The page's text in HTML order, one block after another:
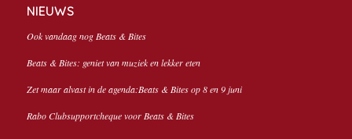
NIEUWS
Ook vandaag nog Beats & Bites
Beats & Bites: geniet van muziek en lekker eten
Zet maar alvast in de agenda:Beats & Bites op 8 en 9 juni
Rabo Clubsupportcheque voor Beats & Bites